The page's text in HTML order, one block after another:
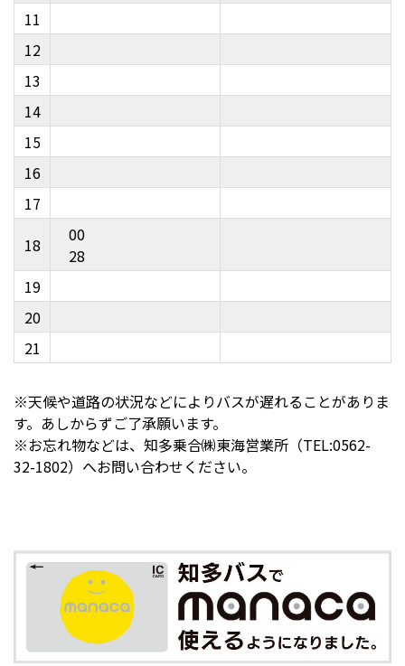
11
12
13
14
15
16
17
18
19
20
21
00
28
※天候や道路の状況などによりバスが遅れることがありま
す。あしからずご了承願います。
※お忘れ物などは、知多乗合㈱東海営業所（TEL:0562-
32-1802）へお問い合わせください。